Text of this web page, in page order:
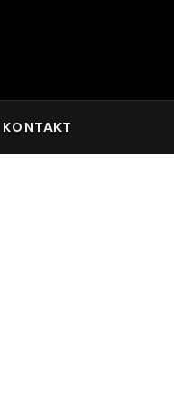
KONTAKT